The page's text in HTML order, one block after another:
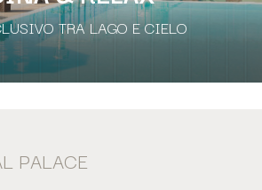
TRA LAGO E CIELO
PALACE